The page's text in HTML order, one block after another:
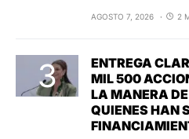
AGOSTO 7, 2026 2
ENTREGA
MIL 500
LA MANERA
QUIENES HAN